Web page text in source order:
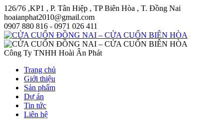
126/76 ,KP1 , P. Tân Hiệp , TP Biên Hòa , T. Đồng Nai
hoaianphat2010@gmail.com
0907 880 816 - 0971 026 411
Công Ty TNHH Hoài Ân Phát
Trang chủ
Giới thiệu
Sản phẩm
Dự án
Tin tức
Liên hệ